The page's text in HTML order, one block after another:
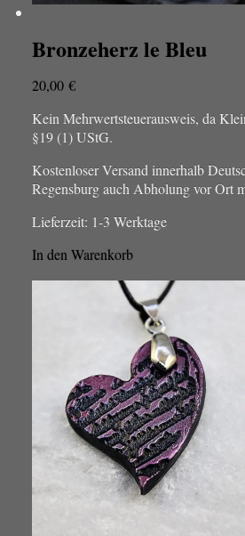
Bronzeherz le Bleu
20,00 €
Kein Mehrwertsteuerausweis, da
§19 (1) UStG.
Kostenloser Versand innerhalb
Regensburg auch Abholung vor Ort
Lieferzeit: 1-3 Werktage
In den Warenkorb